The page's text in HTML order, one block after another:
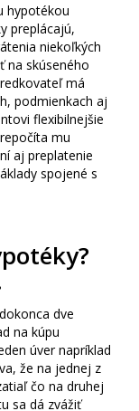
hypotékou
preplácajú,
niekoľkých
na skúseného
má
podmienkach aj
flexibilnejšie
mu
aj preplatenie
spojené s
dve
na kúpu
úver napríklad
že na jednej z
čo na druhej
sa dá zvážiť